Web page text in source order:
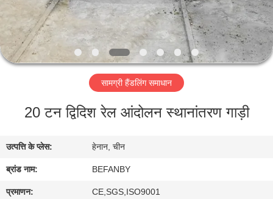
हमारे
बारे
में
भ्रमण
गुणवत्ता
नियंत्रण
सामग्री हैंडलिंग समाधान
20 टन द्विदिश रेल आंदोलन स्थानांतरण गाड़ी
उत्पत्ति के प्लेस: हेनान, चीन
ब्रांड नाम: BEFANBY
प्रमाणन: CE,SGS,ISO9001